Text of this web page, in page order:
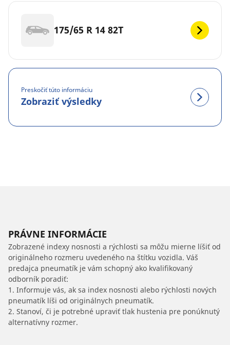
175/65 R 14 82T
Preskočiť túto informáciu
Zobraziť výsledky
PRÁVNE INFORMÁCIE
Zobrazené indexy nosnosti a rýchlosti sa môžu mierne líšiť od
originálneho rozmeru uvedeného na štítku vozidla. Váš
predajca pneumatík je vám schopný ako kvalifikovaný
odborník poradiť:
1. Informuje vás, ak sa index nosnosti alebo rýchlosti nových
pneumatík líši od originálnych pneumatík.
2. Stanoví, či je potrebné upraviť tlak hustenia pre ponúknutý
alternatívny rozmer.